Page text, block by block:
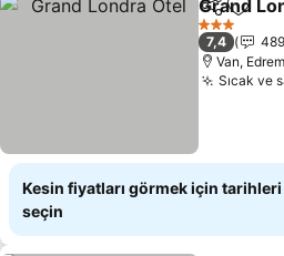
Paylaş
Grand
3 Yıldız
7,4
Van,
Sıcak ve
Kesin fiyatları görmek için tarihleri
seçin